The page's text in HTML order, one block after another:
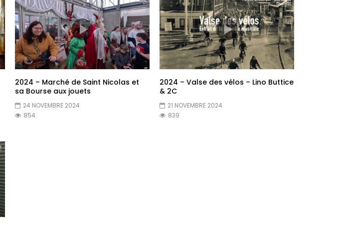
2024 – Marché de Saint Nicolas et
sa Bourse aux jouets
24 NOVEMBRE 2024
854
2024 – Valse des vélos – Lino Buttice
& 2C
21 NOVEMBRE 2024
839